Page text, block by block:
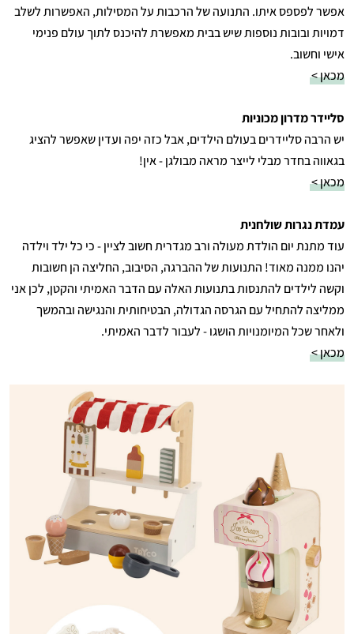
אפשר לפספס איתו. התנועה של הרכבות על המסילות, האפשרות לשלב
דמויות ובובות נוספות שיש בבית מאפשרת להיכנס לתוך עולם פנימי
אישי וחשוב.
מכאן >
סליידר מדרון מכוניות
יש הרבה סליידרים בעולם הילדים, אבל כזה יפה ועדין שאפשר להציג
בגאווה בחדר מבלי לייצר מראה מבולגן - אין!
מכאן >
עמדת נגרות שולחנית
עוד מתנת יום הולדת מעולה ורב מגדרית חשוב לציין - כי כל ילד וילדה
יהנו ממנה מאוד! התנועות של ההברגה, הסיבוב, החליצה הן חשובות
וקשה לילדים להתנסות בתנועות האלה עם הדבר האמיתי והקטן, לכן אני
ממליצה להתחיל עם הגרסה הגדולה, הבטיחותית והנגישה ובהמשך
ולאחר שכל המיומנויות הושגו - לעבור לדבר האמיתי.
מכאן >